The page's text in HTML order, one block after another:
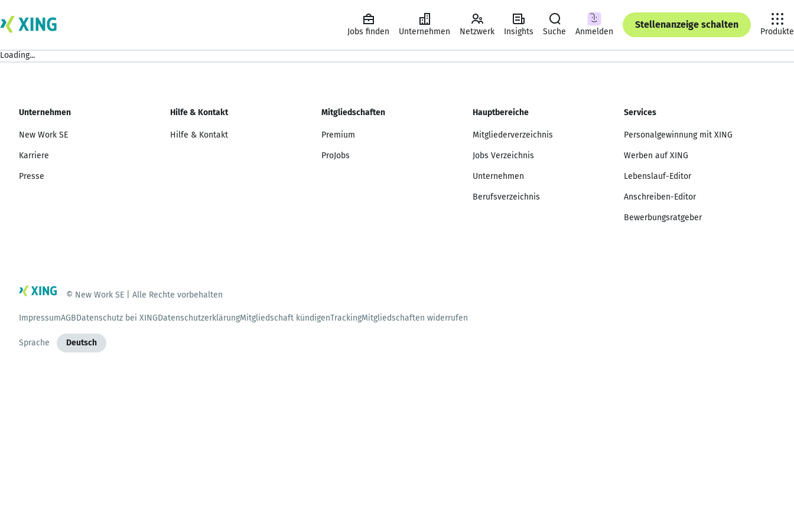
Jobs finden Unternehmen Netzwerk Insights Suche Anmelden
Stellenanzeige schalten
Produkte
Loading...
Unternehmen
New Work SE
Karriere
Presse
Hilfe & Kontakt
Hilfe & Kontakt
Mitgliedschaften
Premium
ProJobs
Hauptbereiche
Mitgliederverzeichnis
Jobs Verzeichnis
Unternehmen
Berufsverzeichnis
Services
Personalgewinnung mit XING
Werben auf XING
Lebenslauf-Editor
Anschreiben-Editor
Bewerbungsratgeber
© New Work SE | Alle Rechte vorbehalten
ImpressumAGBDatenschutz bei XINGDatenschutzerklärungMitgliedschaft kündigenTrackingMitgliedschaften widerrufen
Sprache Deutsch